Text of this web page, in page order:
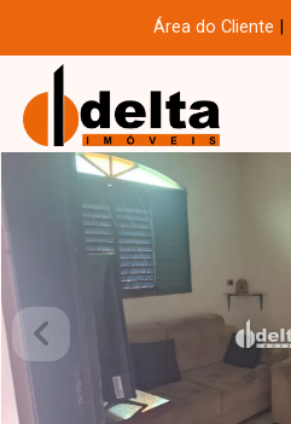
Área do Cliente